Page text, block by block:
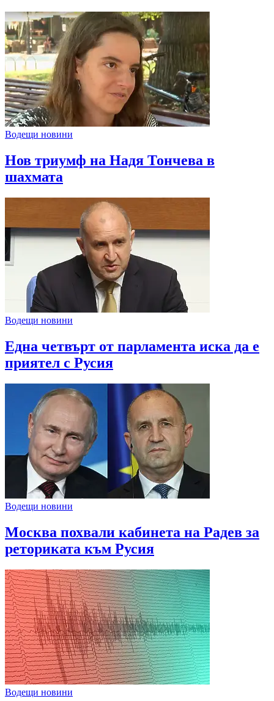
Водещи новини
Нов триумф на Надя Тончева в
шахмата
Водещи новини
Една четвърт от парламента иска да е
приятел с Русия
Водещи новини
Москва похвали кабинета на Радев за
реториката към Русия
Водещи новини